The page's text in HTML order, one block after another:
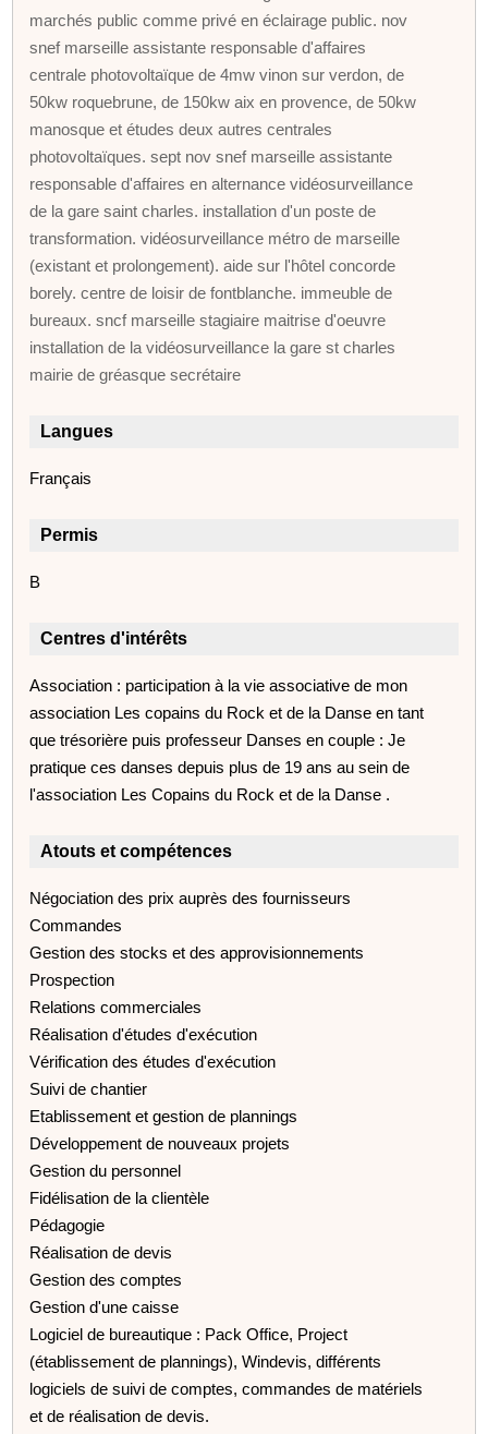
marchés public comme privé en éclairage public. nov
snef marseille assistante responsable d'affaires
centrale photovoltaïque de 4mw vinon sur verdon, de
50kw roquebrune, de 150kw aix en provence, de 50kw
manosque et études deux autres centrales
photovoltaïques. sept nov snef marseille assistante
responsable d'affaires en alternance vidéosurveillance
de la gare saint charles. installation d'un poste de
transformation. vidéosurveillance métro de marseille
(existant et prolongement). aide sur l'hôtel concorde
borely. centre de loisir de fontblanche. immeuble de
bureaux. sncf marseille stagiaire maitrise d'oeuvre
installation de la vidéosurveillance la gare st charles
mairie de gréasque secrétaire
Langues
Français
Permis
B
Centres d'intérêts
Association : participation à la vie associative de mon
association Les copains du Rock et de la Danse en tant
que trésorière puis professeur Danses en couple : Je
pratique ces danses depuis plus de 19 ans au sein de
l'association Les Copains du Rock et de la Danse .
Atouts et compétences
Négociation des prix auprès des fournisseurs
Commandes
Gestion des stocks et des approvisionnements
Prospection
Relations commerciales
Réalisation d'études d'exécution
Vérification des études d'exécution
Suivi de chantier
Etablissement et gestion de plannings
Développement de nouveaux projets
Gestion du personnel
Fidélisation de la clientèle
Pédagogie
Réalisation de devis
Gestion des comptes
Gestion d'une caisse
Logiciel de bureautique : Pack Office, Project
(établissement de plannings), Windevis, différents
logiciels de suivi de comptes, commandes de matériels
et de réalisation de devis.